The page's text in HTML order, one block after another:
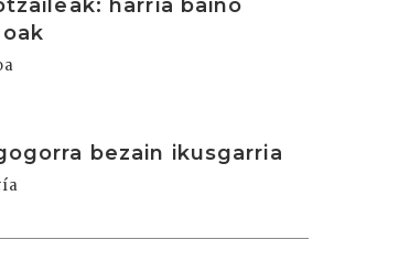
harria baino
bezain ikusgarria